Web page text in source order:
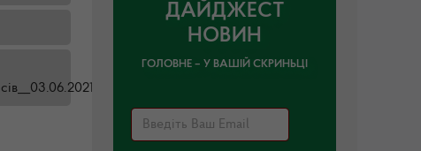
ДАЙДЖЕСТ
НОВИН
ГОЛОВНЕ – У ВАШІЙ СКРИНЬЦІ